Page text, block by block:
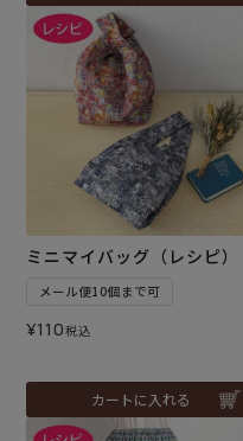
ミニマイバッグ（レシピ）
メール便10個まで可
¥110税込
カートに入れる